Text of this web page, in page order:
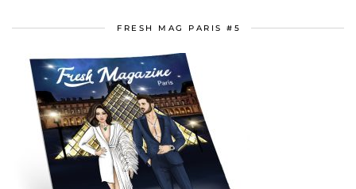
FRESH MAG PARIS #5